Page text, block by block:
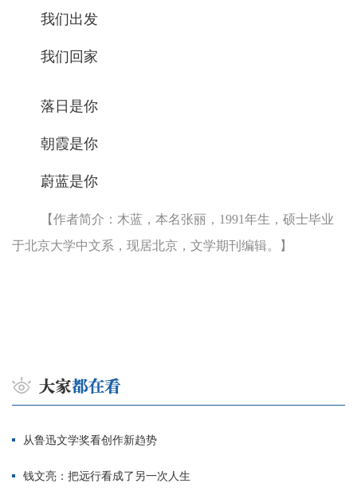
我们出发
我们回家
落日是你
朝霞是你
蔚蓝是你
【作者简介：木蓝，本名张丽，1991年生，硕士毕业
于北京大学中文系，现居北京，文学期刊编辑。】
从鲁迅文学奖看创作新趋势
钱文亮：把远行看成了另一次人生